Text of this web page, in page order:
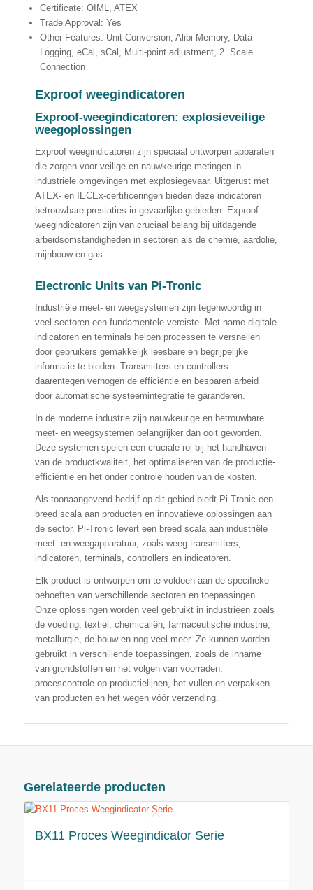
Certificate: OIML, ATEX
Trade Approval: Yes
Other Features: Unit Conversion, Alibi Memory, Data
Logging, eCal, sCal, Multi-point adjustment, 2. Scale
Connection
Exproof weegindicatoren
Exproof-weegindicatoren: explosieveilige
weegoplossingen
Exproof weegindicatoren zijn speciaal ontworpen apparaten
die zorgen voor veilige en nauwkeurige metingen in
industriële omgevingen met explosiegevaar. Uitgerust met
ATEX- en IECEx-certificeringen bieden deze indicatoren
betrouwbare prestaties in gevaarlijke gebieden. Exproof-
weegindicatoren zijn van cruciaal belang bij uitdagende
arbeidsomstandigheden in sectoren als de chemie, aardolie,
mijnbouw en gas.
Electronic Units van Pi-Tronic
Industriële meet- en weegsystemen zijn tegenwoordig in
veel sectoren een fundamentele vereiste. Met name digitale
indicatoren en terminals helpen processen te versnellen
door gebruikers gemakkelijk leesbare en begrijpelijke
informatie te bieden. Transmitters en controllers
daarentegen verhogen de efficiëntie en besparen arbeid
door automatische systeemintegratie te garanderen.
In de moderne industrie zijn nauwkeurige en betrouwbare
meet- en weegsystemen belangrijker dan ooit geworden.
Deze systemen spelen een cruciale rol bij het handhaven
van de productkwaliteit, het optimaliseren van de productie-
efficiëntie en het onder controle houden van de kosten.
Als toonaangevend bedrijf op dit gebied biedt Pi-Tronic een
breed scala aan producten en innovatieve oplossingen aan
de sector. Pi-Tronic levert een breed scala aan industriële
meet- en weegapparatuur, zoals weeg transmitters,
indicatoren, terminals, controllers en indicatoren.
Elk product is ontworpen om te voldoen aan de specifieke
behoeften van verschillende sectoren en toepassingen.
Onze oplossingen worden veel gebruikt in industrieën zoals
de voeding, textiel, chemicaliën, farmaceutische industrie,
metallurgie, de bouw en nog veel meer. Ze kunnen worden
gebruikt in verschillende toepassingen, zoals de inname
van grondstoffen en het volgen van voorraden,
procescontrole op productielijnen, het vullen en verpakken
van producten en het wegen vóór verzending.
Gerelateerde producten
BX11 Proces Weegindicator Serie